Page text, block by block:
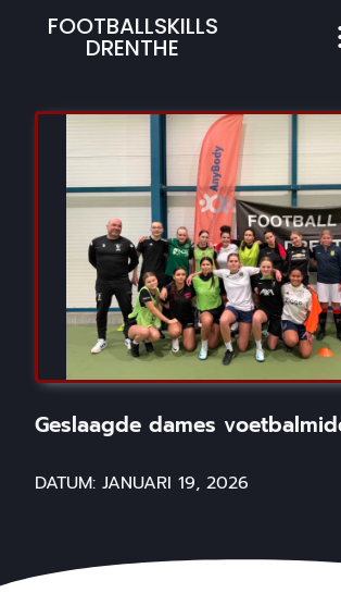
FOOTBALLSKILLS
DRENTHE
Geslaagde dames
DATUM: JANUARI 19, 2026